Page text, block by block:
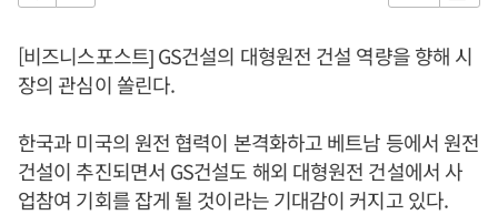
[비즈니스포스트] GS건설의 대형원전 건설 역량을 향해 시
장의 관심이 쏠린다.
한국과 미국의 원전 협력이 본격화하고 베트남 등에서 원전
건설이 추진되면서 GS건설도 해외 대형원전 건설에서 사
업참여 기회를 잡게 될 것이라는 기대감이 커지고 있다.